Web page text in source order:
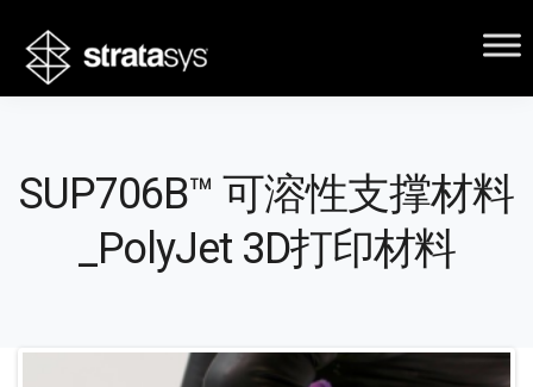
SUP706B™ 可溶性支撑材料
_PolyJet 3D打印材料